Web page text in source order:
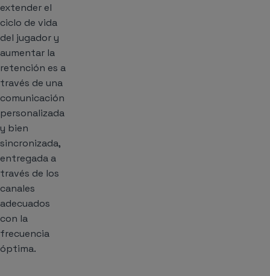
extender el
ciclo de vida
del jugador y
aumentar la
retención es a
través de una
comunicación
personalizada
y bien
sincronizada,
entregada a
través de los
canales
adecuados
con la
frecuencia
óptima.